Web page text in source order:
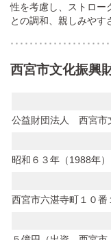
性を考慮し、ストロー
との調和、親しみやす
西宮市文化振興
公益財団法人 西宮市
昭和６３年（1988年
西宮市六湛寺町１０番